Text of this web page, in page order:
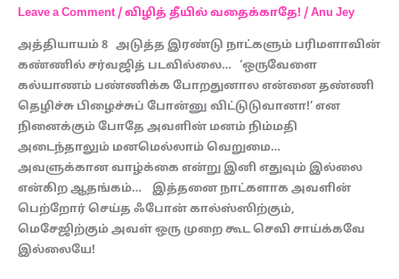
Leave a Comment/விழித் தீயில் வதைக்காதே! /Anu Jey
அத்தியாயம் 8 அடுத்த இரண்டு நாட்களும் பரிமளாவின்
கண்ணில் சர்வஜித் படவில்லை… ‘ஒருவேளை
கல்யாணம் பண்ணிக்க போறதுனால என்னை தண்ணி
தெழிச்சு பிழைச்சுப் போன்னு விட்டுடுவானா!’ என
நினைக்கும் போதே அவளின் மனம் நிம்மதி
அடைந்தாலும் மனமெல்லாம் வெறுமை…
அவளுக்கான வாழ்க்கை என்று இனி எதுவும் இல்லை
என்கிற ஆதங்கம்… இத்தனை நாட்களாக அவளின்
பெற்றோர் செய்த ஃபோன் கால்ஸ்ஸிற்கும்,
மெசேஜிற்கும் அவள் ஒரு முறை கூட செவி சாய்க்கவே
இல்லையே!